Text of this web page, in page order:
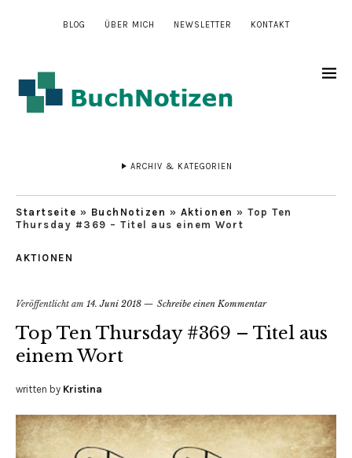
BLOG ÜBER MICH NEWSLETTER KONTAKT
ARCHIV & KATEGORIEN
Startseite » BuchNotizen » Aktionen » Top Ten
Thursday #369 – Titel aus einem Wort
AKTIONEN
Veröffentlicht am 14. Juni 2018 Schreibe einen Kommentar
Top Ten Thursday #369 – Titel aus
einem Wort
written by Kristina